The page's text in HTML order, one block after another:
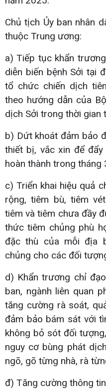
Chủ tịch Ủy ban nhân
thuộc Trung ương:
a) Tiếp tục khẩn
diễn biến bệnh Sởi tại
tổ chức chiến dịch
theo hướng dẫn của
dịch Sởi trong thời gian
b) Dứt khoát đảm bảo
thiết bị, vắc xin để
hoàn thành trong tháng
c) Triển khai hiệu quả
rộng, tiêm bù, tiêm
tiêm và tiêm chưa đầy
thức tiêm chủng phù
đặc thù của mỗi địa
chủng cho các đối
d) Khẩn trương chỉ
ban, ngành liên quan
tăng cường rà soát,
đảm bảo bám sát với
không bỏ sót đối
nguy cơ bùng phát
ngõ, gõ từng nhà, rà
đ) Tăng cường thông